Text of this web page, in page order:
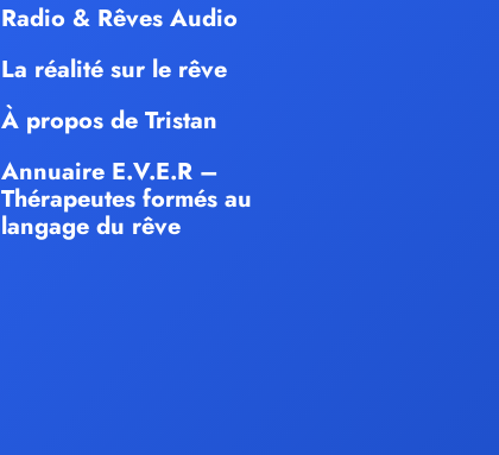
Radio & Rêves Audio
La réalité sur le rêve
À propos de Tristan
Annuaire E.V.E.R –
Thérapeutes formés au
langage du rêve